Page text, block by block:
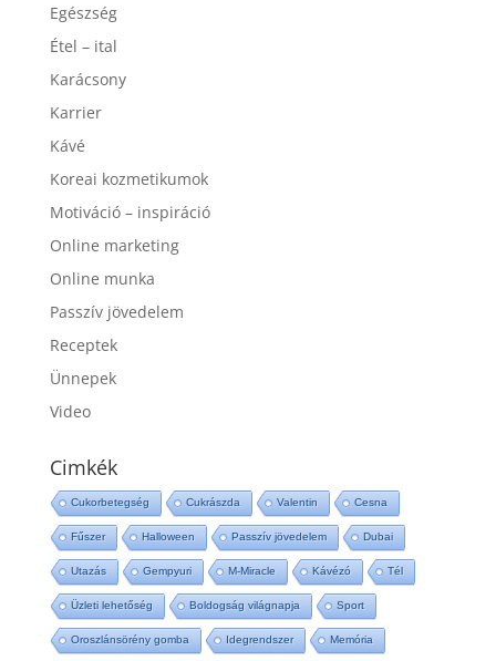
Egészség
Étel – ital
Karácsony
Karrier
Kávé
Koreai kozmetikumok
Motiváció – inspiráció
Online marketing
Online munka
Passzív jövedelem
Receptek
Ünnepek
Video
Cimkék
Cukorbetegség Cukrászda Valentin Cesna
Fűszer Halloween Passzív jövedelem Dubai
Utazás Gempyuri M-Miracle Kávézó Tél
Üzleti lehetőség Boldogság világnapja Sport
Oroszlánsörény gomba Idegrendszer Memória